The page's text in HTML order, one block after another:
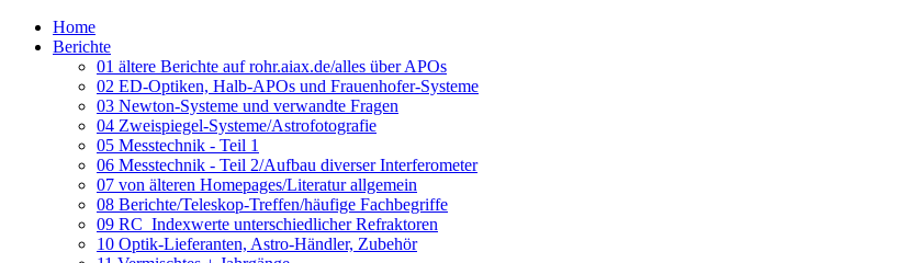
Home
Berichte
01 ältere Berichte auf rohr.aiax.de/alles über APOs
02 ED-Optiken, Halb-APOs und Frauenhofer-Systeme
03 Newton-Systeme und verwandte Fragen
04 Zweispiegel-Systeme/Astrofotografie
05 Messtechnik - Teil 1
06 Messtechnik - Teil 2/Aufbau diverser Interferometer
07 von älteren Homepages/Literatur allgemein
08 Berichte/Teleskop-Treffen/häufige Fachbegriffe
09 RC_Indexwerte unterschiedlicher Refraktoren
10 Optik-Lieferanten, Astro-Händler, Zubehör